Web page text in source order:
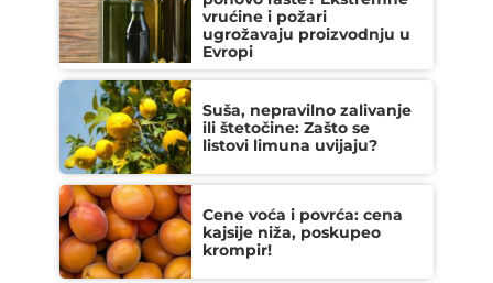
vrućine i požari
ugrožavaju proizvodnju u
Evropi
Suša, nepravilno zalivanje
ili štetočine: Zašto se
listovi limuna uvijaju?
Cene voća i povrća: cena
kajsije niža, poskupeo
krompir!